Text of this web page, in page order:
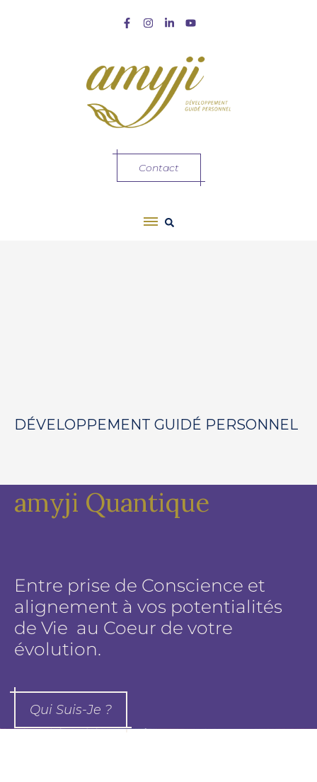
Contact
DÉVELOPPEMENT GUIDÉ PERSONNEL
amyji Quantique
Entre prise de Conscience et
alignement à vos potentialités
de Vie au Coeur de votre
évolution.
Qui Suis-Je ?